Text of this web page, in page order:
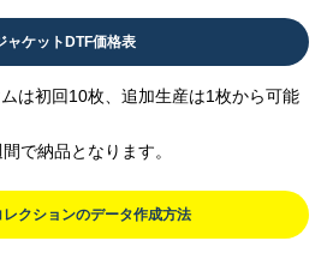
ャケットDTF価格表
は初回10枚、追加生産は1枚から可能
で納品となります。
レクションのデータ作成方法